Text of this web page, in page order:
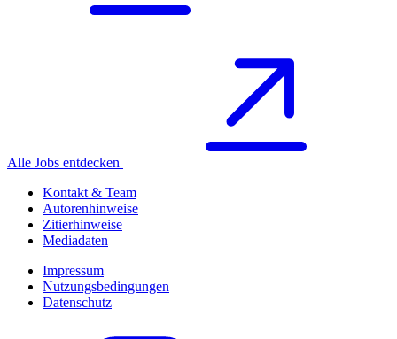
Alle Jobs entdecken
Kontakt & Team
Autorenhinweise
Zitierhinweise
Mediadaten
Impressum
Nutzungsbedingungen
Datenschutz